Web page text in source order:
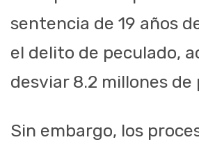
sentencia de 19 años
el delito de peculado,
desviar 8.2 millones de
Sin embargo, los